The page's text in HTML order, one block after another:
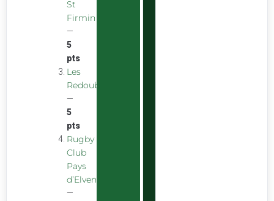
St
Firmin
—
5
pts
Les
Redoubstables
—
5
pts
Rugby
Club
Pays
d’Elven
—